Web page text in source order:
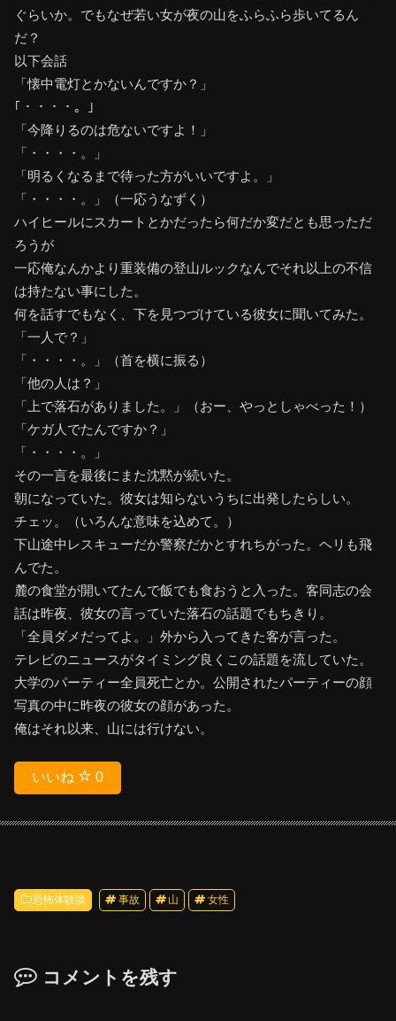
ぐらいか。でもなぜ若い女が夜の山をふらふら歩いてるん
だ？
以下会話
「懐中電灯とかないんですか？」
｢・・・・。」
「今降りるのは危ないですよ！」
「・・・・。」
「明るくなるまで待った方がいいですよ。」
「・・・・。」（一応うなずく）
ハイヒールにスカートとかだったら何だか変だとも思っただ
ろうが
一応俺なんかより重装備の登山ルックなんでそれ以上の不信
は持たない事にした。
何を話すでもなく、下を見つづけている彼女に聞いてみた。
「一人で？」
「・・・・。」（首を横に振る）
「他の人は？」
「上で落石がありました。」（おー、やっとしゃべった！）
「ケガ人でたんですか？」
「・・・・。」
その一言を最後にまた沈黙が続いた。
朝になっていた。彼女は知らないうちに出発したらしい。
チェッ。（いろんな意味を込めて。）
下山途中レスキューだか警察だかとすれちがった。ヘリも飛
んでた。
麓の食堂が開いてたんで飯でも食おうと入った。客同志の会
話は昨夜、彼女の言っていた落石の話題でもちきり。
「全員ダメだってよ。」外から入ってきた客が言った。
テレビのニュースがタイミング良くこの話題を流していた。
大学のパーティー全員死亡とか。公開されたパーティーの顔
写真の中に昨夜の彼女の顔があった。
俺はそれ以来、山には行けない。
いいね 0
恐怖体験談 事故 山 女性
コメントを残す